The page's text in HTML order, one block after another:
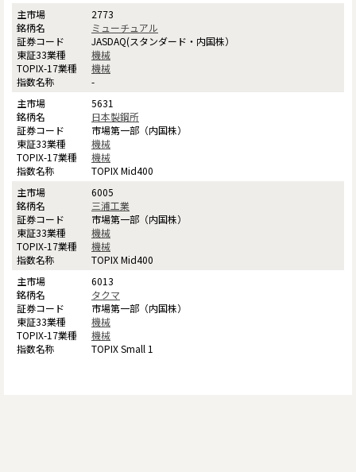
2773
ミューチュアル
JASDAQ(スタンダード・内国株）
機械
機械
-
5631
日本製鋼所
市場第一部（内国株）
機械
機械
TOPIX Mid400
6005
三浦工業
市場第一部（内国株）
機械
機械
TOPIX Mid400
6013
タクマ
市場第一部（内国株）
機械
機械
TOPIX Small 1